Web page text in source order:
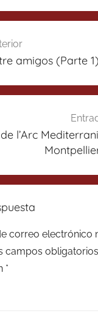
amigos (Parte 1)
l’Arc
correo electrónico
campos
*